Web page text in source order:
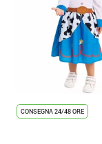
CONSEGNA 24/48 ORE